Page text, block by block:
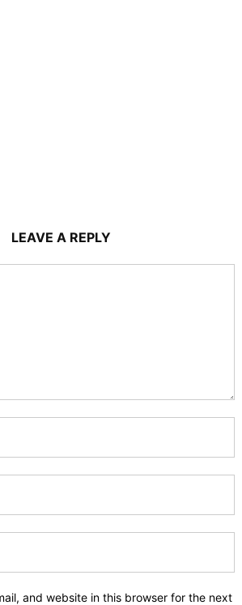
LEAVE A REPLY
and website in this browser for the next